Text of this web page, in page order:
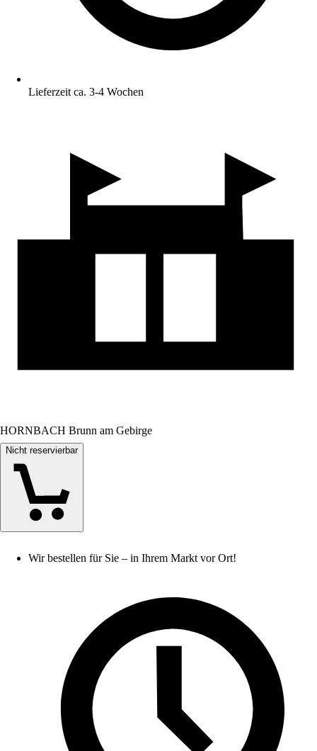
Lieferzeit ca. 3-4 Wochen
HORNBACH Brunn am Gebirge
Nicht reservierbar
Wir bestellen für Sie – in Ihrem Markt vor Ort!